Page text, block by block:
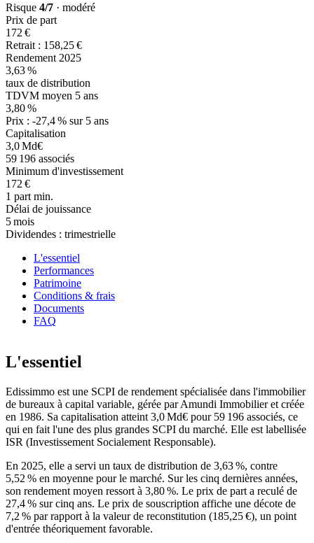
Risque 4/7 · modéré
Prix de part
172 €
Retrait : 158,25 €
Rendement 2025
3,63 %
taux de distribution
TDVM moyen 5 ans
3,80 %
Prix : -27,4 % sur 5 ans
Capitalisation
3,0 Md€
59 196 associés
Minimum d'investissement
172 €
1 part min.
Délai de jouissance
5 mois
Dividendes : trimestrielle
L'essentiel
Performances
Patrimoine
Conditions & frais
Documents
FAQ
L'essentiel
Edissimmo est une SCPI de rendement spécialisée dans l'immobilier
de bureaux à capital variable, gérée par Amundi Immobilier et créée
en 1986. Sa capitalisation atteint 3,0 Md€ pour 59 196 associés, ce
qui en fait l'une des plus grandes SCPI du marché. Elle est labellisée
ISR (Investissement Socialement Responsable).
En 2025, elle a servi un taux de distribution de 3,63 %, contre
5,52 % en moyenne pour le marché. Sur les cinq dernières années,
son rendement moyen ressort à 3,80 %. Le prix de part a reculé de
27,4 % sur cinq ans. Le prix de souscription affiche une décote de
7,2 % par rapport à la valeur de reconstitution (185,25 €), un point
d'entrée théoriquement favorable.